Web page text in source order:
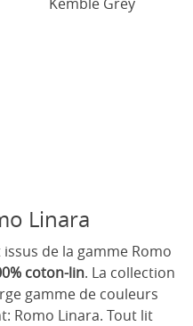
Linara
de la gamme Romo
coton-lin. La collection
gamme de couleurs
Romo Linara. Tout lit